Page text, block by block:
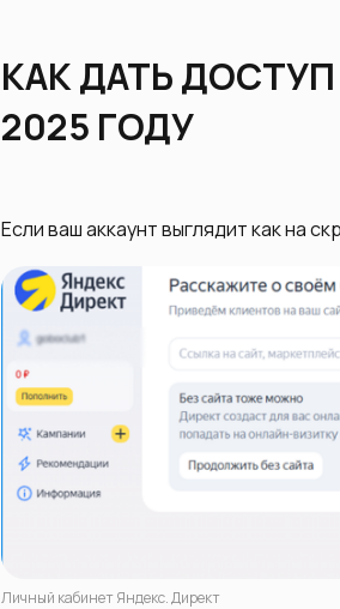
КАК ДАТЬ
2025 ГОДУ
Если ваш аккаунт выглядит как на
Личный кабинет Яндекс. Директ